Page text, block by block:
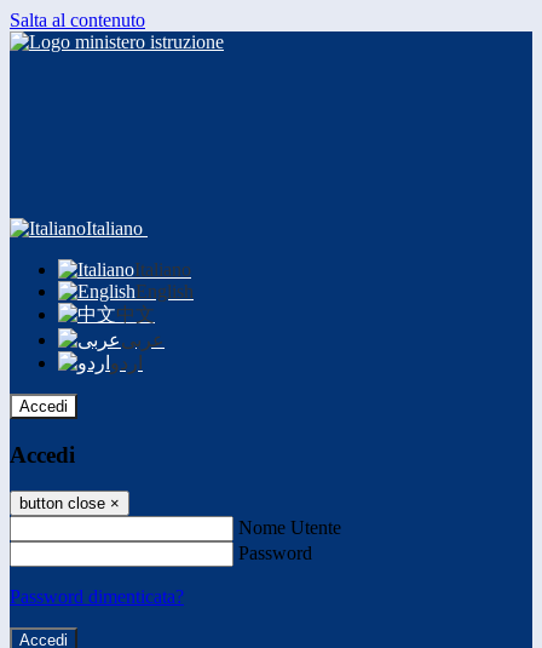
Salta al contenuto
Italiano
Italiano
English
中文
عربى
اردو
Accedi
Accedi
button close ×
Nome Utente
Password
Password dimenticata?